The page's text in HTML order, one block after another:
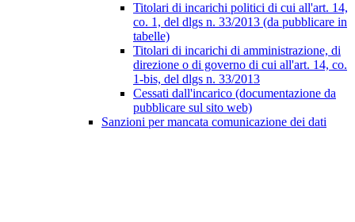
Titolari di incarichi politici di cui all'art. 14,
co. 1, del dlgs n. 33/2013 (da pubblicare in
tabelle)
Titolari di incarichi di amministrazione, di
direzione o di governo di cui all'art. 14, co.
1-bis, del dlgs n. 33/2013
Cessati dall'incarico (documentazione da
pubblicare sul sito web)
Sanzioni per mancata comunicazione dei dati